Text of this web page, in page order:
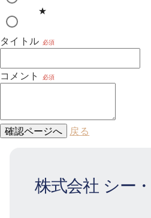
★
タイトル 必須
コメント 必須
確認ページへ 戻る
株式会社 シー